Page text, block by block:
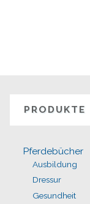
PRODUKTE
Pferdebücher
Ausbildung
Dressur
Gesundheit